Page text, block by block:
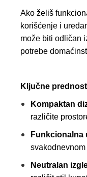
Ako želiš
korišćenje i
može biti odličan
potrebe
Ključne
Kompaktan
različite
Funkcionalna
Neutralan